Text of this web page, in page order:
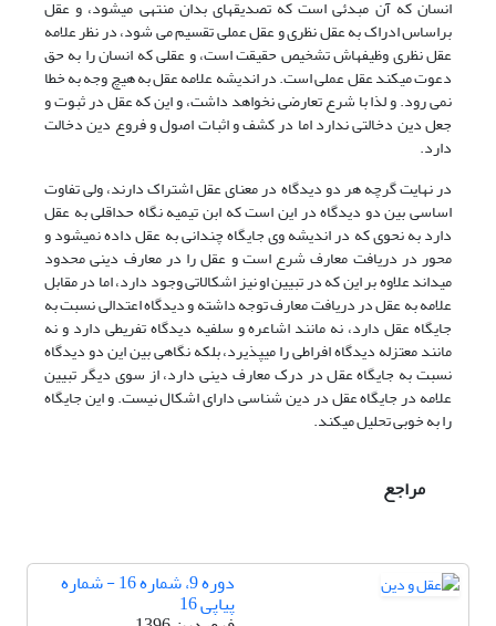
انسان که آن مبدئى است که تصدیقهاى بدان منتهى می‏شود، و عقل
براساس ادراک به عقل نظری و عقل عملی تقسیم می شود، در نظر علامه
عقل نظرى وظیفه‏اش تشخیص حقیقت است، و عقلى که انسان را به حق
دعوت مى‏کند عقل عملى است. در اندیشه علامه عقل به هیچ وجه به خطا
نمی رود. و لذا با شرع تعارضی نخواهد داشت، و این که عقل در ثبوت و
جعل دین دخالتی ندارد اما در کشف و اثبات اصول و فروع دین دخالت
دارد.
در نهایت گرچه هر دو دیدگاه در معنای عقل اشتراک دارند، ولی تفاوت
اساسی بین دو دیدگاه در این است که ابن تیمیه نگاه حداقلی به عقل
دارد به نحوی که در اندیشه وی جایگاه چندانی به عقل داده نمی‏شود و
محور در دریافت معارف شرع است و عقل را در معارف دینی محدود
می‏داند علاوه بر این که در تبیین او نیز اشکالاتی وجود دارد، اما در مقابل
علامه به عقل در دریافت معارف توجه داشته و دیدگاه اعتدالی نسبت به
جایگاه عقل دارد، نه مانند اشاعره و سلفیه دیدگاه تفریطی دارد و نه
مانند معتزله دیدگاه افراطی را می‏پذیرد، بلکه نگاهی بین این دو دیدگاه
نسبت به جایگاه عقل در درک معارف دینی دارد، از سوی دیگر تبیین
علامه در جایگاه عقل در دین شناسی دارای اشکال نیست. و این جایگاه
را به خوبی تحلیل می‏کند.
مراجع
دوره 9، شماره 16 - شماره
پیاپی 16